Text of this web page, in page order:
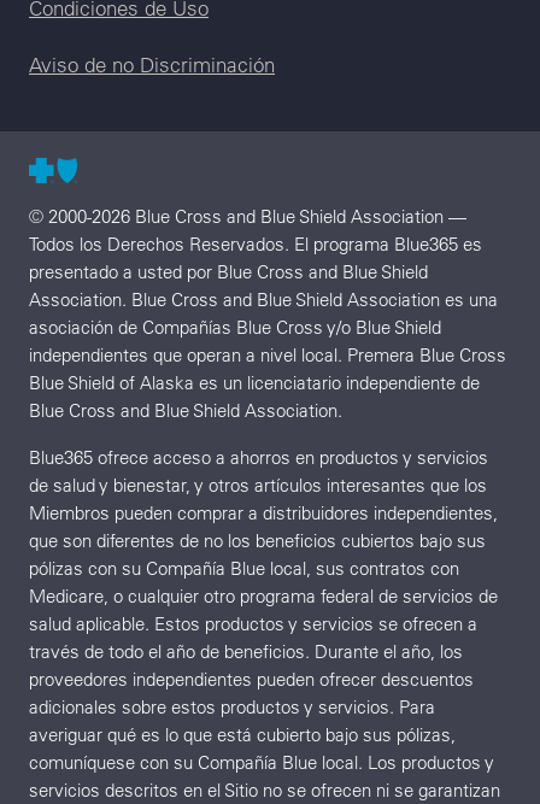
Condiciones de Uso
Aviso de no Discriminación
© 2000-2026 Blue Cross and Blue Shield Association —
Todos los Derechos Reservados. El programa Blue365 es
presentado a usted por Blue Cross and Blue Shield
Association. Blue Cross and Blue Shield Association es una
asociación de Compañías Blue Cross y/o Blue Shield
independientes que operan a nivel local. Premera Blue Cross
Blue Shield of Alaska es un licenciatario independiente de
Blue Cross and Blue Shield Association.
Blue365 ofrece acceso a ahorros en productos y servicios
de salud y bienestar, y otros artículos interesantes que los
Miembros pueden comprar a distribuidores independientes,
que son diferentes de no los beneficios cubiertos bajo sus
pólizas con su Compañía Blue local, sus contratos con
Medicare, o cualquier otro programa federal de servicios de
salud aplicable. Estos productos y servicios se ofrecen a
través de todo el año de beneficios. Durante el año, los
proveedores independientes pueden ofrecer descuentos
adicionales sobre estos productos y servicios. Para
averiguar qué es lo que está cubierto bajo sus pólizas,
comuníquese con su Compañía Blue local. Los productos y
servicios descritos en el Sitio no se ofrecen ni se garantizan